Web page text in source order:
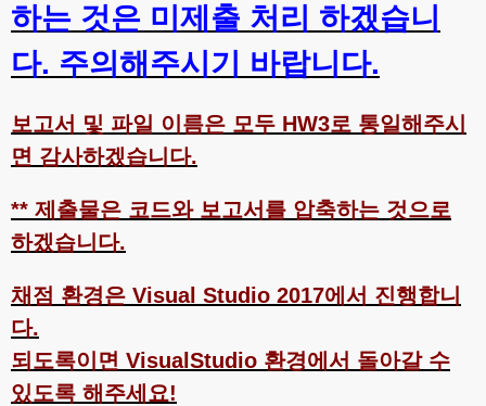
하는 것은 미제출 처리 하겠습니
다. 주의해주시기 바랍니다.
보고서 및 파일 이름은 모두 HW3로 통일해주시
면 감사하겠습니다.
** 제출물은 코드와 보고서를 압축하는 것으로
하겠습니다.
채점 환경은 Visual Studio 2017에서 진행합니
다.
되도록이면 VisualStudio 환경에서 돌아갈 수
있도록 해주세요!